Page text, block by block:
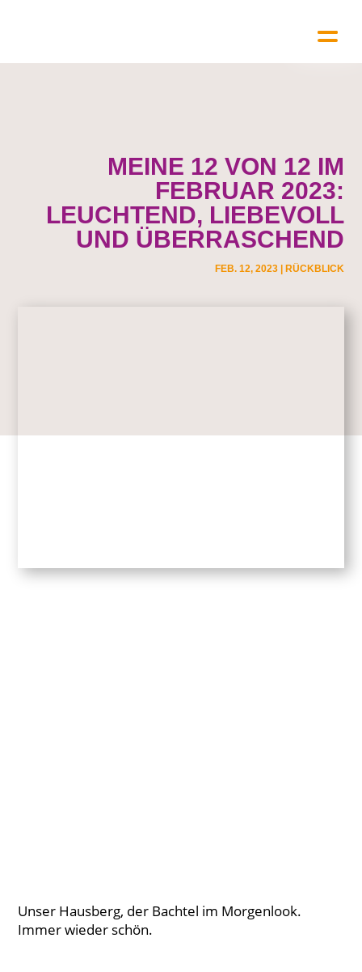
MEINE 12 VON 12 IM
FEBRUAR 2023:
LEUCHTEND, LIEBEVOLL
UND ÜBERRASCHEND
FEB. 12, 2023| RÜCKBLICK
Unser Hausberg, der Bachtel im Morgenlook.
Immer wieder schön.